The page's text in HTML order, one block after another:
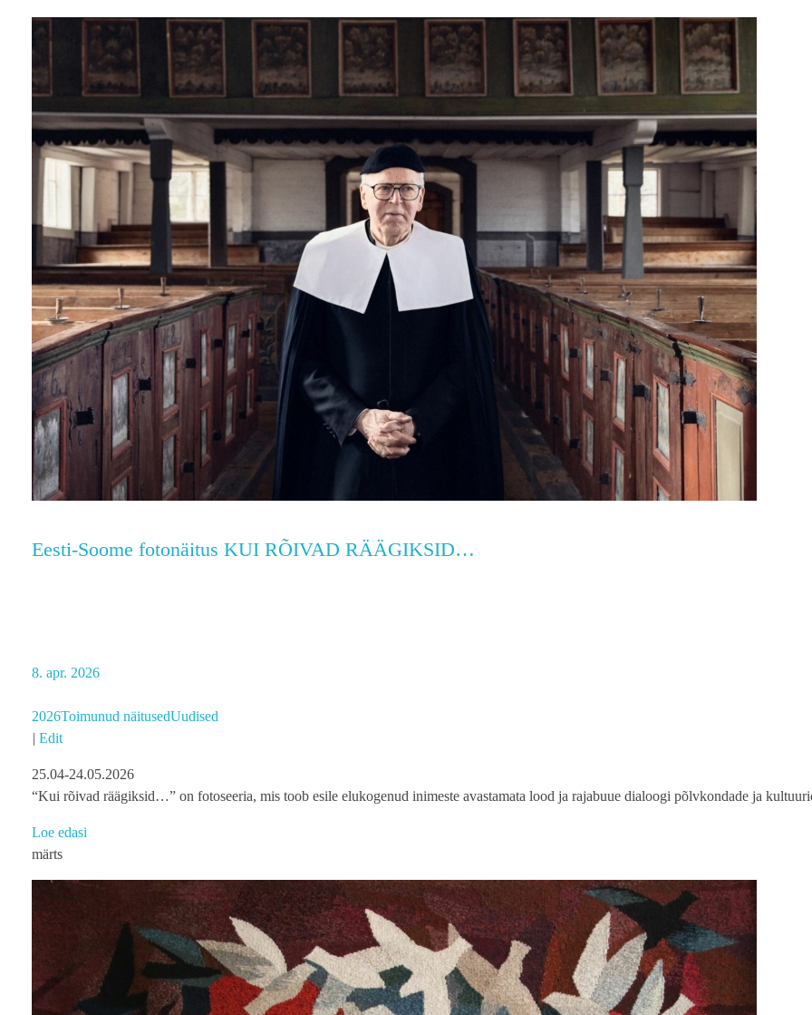
Eesti-Soome fotonäitus KUI RÕIVAD RÄÄGIKSID…
8. apr. 2026
2026Toimunud näitusedUudised
| Edit
25.04-24.05.2026
“Kui rõivad räägiksid…” on fotoseeria, mis toob esile elukogenud inimeste avastamata lood ja rajabuue dialoogi põlvkondade ja
Loe edasi
märts